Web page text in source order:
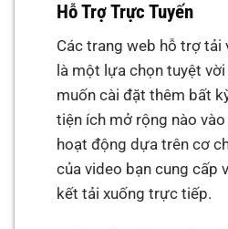
Hỗ Trợ Trực Tuyến
Các trang web hỗ trợ
là một lựa chọn tuyệt
muốn cài đặt thêm bất
tiện ích mở rộng nào
hoạt động dựa trên cơ
của video bạn cung cấp
kết tải xuống trực tiếp.